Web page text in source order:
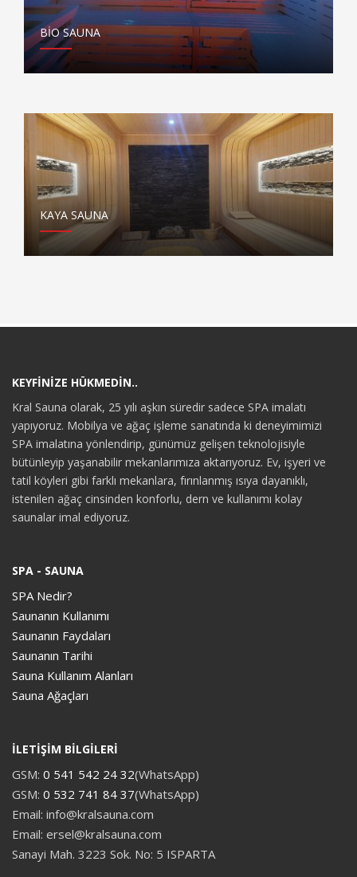
BİO SAUNA
KAYA SAUNA
KEYFİNİZE HÜKMEDİN..
Kral Sauna olarak, 25 yılı aşkın süredir sadece SPA imalatı
yapıyoruz. Mobilya ve ağaç işleme sanatında ki deneyimimizi
SPA imalatına yönlendirip, günümüz gelişen teknolojisiyle
bütünleyip yaşanabilir mekanlarımıza aktarıyoruz. Ev, işyeri ve
tatil köyleri gibi farklı mekanlara, fırınlanmış ısıya dayanıklı,
istenilen ağaç cinsinden konforlu, dern ve kullanımı kolay
saunalar imal ediyoruz.
SPA - SAUNA
SPA Nedir?
Saunanın Kullanımı
Saunanın Faydaları
Saunanın Tarihi
Sauna Kullanım Alanları
Sauna Ağaçları
İLETİŞİM BİLGİLERİ
GSM: 0 541 542 24 32(WhatsApp)
GSM: 0 532 741 84 37(WhatsApp)
Email: info@kralsauna.com
Email: ersel@kralsauna.com
Sanayi Mah. 3223 Sok. No: 5 ISPARTA